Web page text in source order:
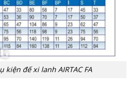
kiện đế xi lanh AIRTAC FA